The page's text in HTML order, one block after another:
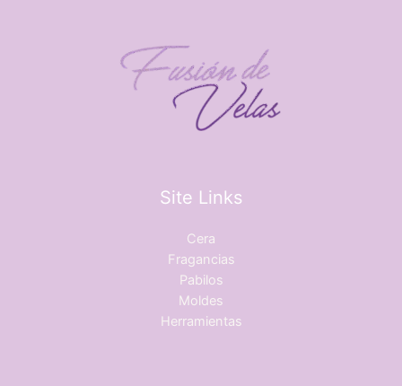
Site Links
Cera
Fragancias
Pabilos
Moldes
Herramientas